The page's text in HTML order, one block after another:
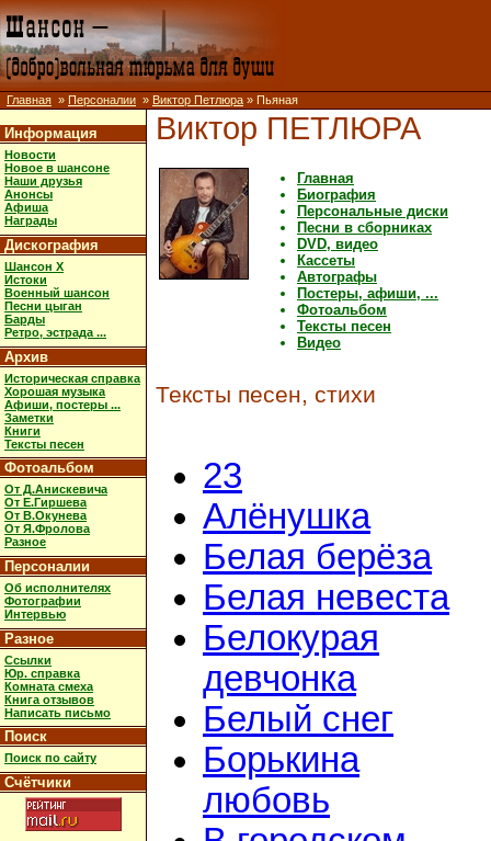
Главная » Персоналии » Виктор Петлюра » Пьяная
Информация
Новости
Новое в шансоне
Наши друзья
Анонсы
Афиша
Награды
Дискография
Шансон X
Истоки
Военный шансон
Песни цыган
Барды
Ретро, эстрада ...
Архив
Историческая справка
Хорошая музыка
Афиши, постеры ...
Заметки
Книги
Тексты песен
Фотоальбом
От Д.Анискевича
От Е.Гиршева
От В.Окунева
От Я.Фролова
Разное
Персоналии
Об исполнителях
Фотографии
Интервью
Разное
Ссылки
Юр. справка
Комната смеха
Книга отзывов
Написать письмо
Поиск
Поиск по сайту
Счётчики
Виктор ПЕТЛЮРА
Главная
Биография
Персональные диски
Песни в сборниках
DVD, видео
Кассеты
Автографы
Постеры, афиши, ...
Фотоальбом
Тексты песен
Видео
Тексты песен, стихи
23
Алёнушка
Белая берёза
Белая невеста
Белокурая
девчонка
Белый снег
Борькина
любовь